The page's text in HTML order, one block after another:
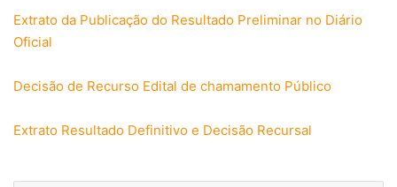
Extrato da Publicação do Resultado Preliminar no Diário
Oficial
Decisão de Recurso Edital de chamamento Público
Extrato Resultado Definitivo e Decisão Recursal